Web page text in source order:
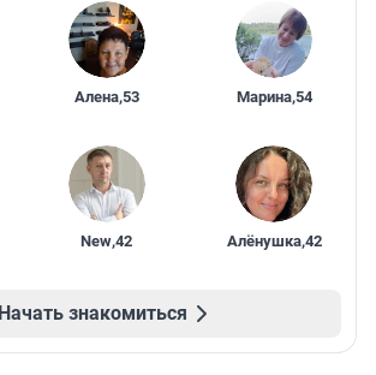
Алена,53 Марина,54
New,42 Алёнушка,42
Начать знакомиться